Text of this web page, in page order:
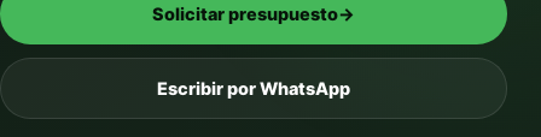
Solicitar presupuesto→
Escribir por WhatsApp